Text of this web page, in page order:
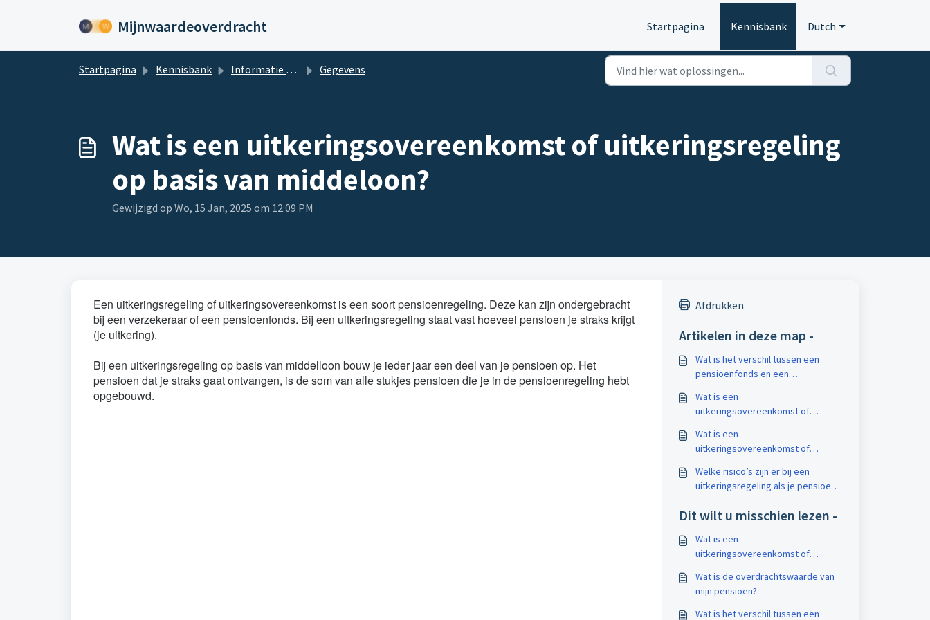
Mijnwaardeoverdracht Startpagina Kennisbank Dutch
Startpagina Kennisbank Informatie over uw Waardeoverdracht voorstel Gegevens
Wat is een uitkeringsovereenkomst of uitkeringsregeling
op basis van middeloon?
Gewijzigd op Wo, 15 Jan, 2025 om 12:09 PM
Een uitkeringsregeling of uitkeringsovereenkomst is een soort pensioenregeling. Deze kan zijn ondergebracht
bij een verzekeraar of een pensioenfonds. Bij een uitkeringsregeling staat vast hoeveel pensioen je straks krijgt
(je uitkering).
Bij een uitkeringsregeling op basis van middelloon bouw je ieder jaar een deel van je pensioen op. Het
pensioen dat je straks gaat ontvangen, is de som van alle stukjes pensioen die je in de pensioenregeling hebt
opgebouwd.
Afdrukken
Artikelen in deze map -
Wat is het verschil tussen een
pensioenfonds en een
Wat is een
uitkeringsovereenkomst of
middeloon?
Wat is een
uitkeringsovereenkomst of
eindloon?
Welke risico’s zijn er bij een
uitkeringsregeling als je pensioen
pensioenfonds?
Dit wilt u misschien lezen -
Wat is een
uitkeringsovereenkomst of
eindloon?
Wat is de overdrachtswaarde van
mijn pensioen?
Wat is het verschil tussen een